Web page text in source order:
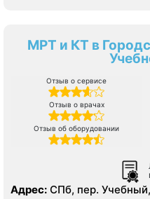
МРТ и КТ в
Отзыв о сервисе
Отзыв о врачах
Отзыв об оборудовании
Адрес: СПб, пер.